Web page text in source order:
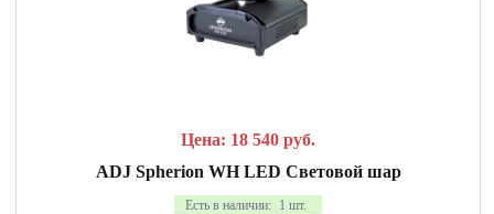
Цена: 18 540 руб.
ADJ Spherion WH LED Cветовой шар
Есть в наличии: 1 шт.